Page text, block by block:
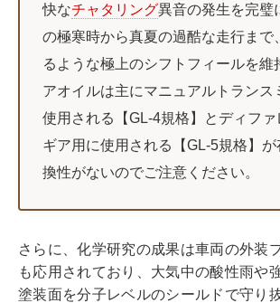
快なチャタリング異音の発生を完璧
の極寒時から真夏の過酷な走行まで
るような極上のシフトフィールを維
アオイルは主にマニュアルトランス
使用される【GL-4規格】とディフ
ギア用に使用される【GL-5規格】が
換性がないのでご注意ください。
さらに、化学研究の成果は車両の外装
も応用されており、大気中の酸性雨や
塗装面を分子レベルのシールドで守り